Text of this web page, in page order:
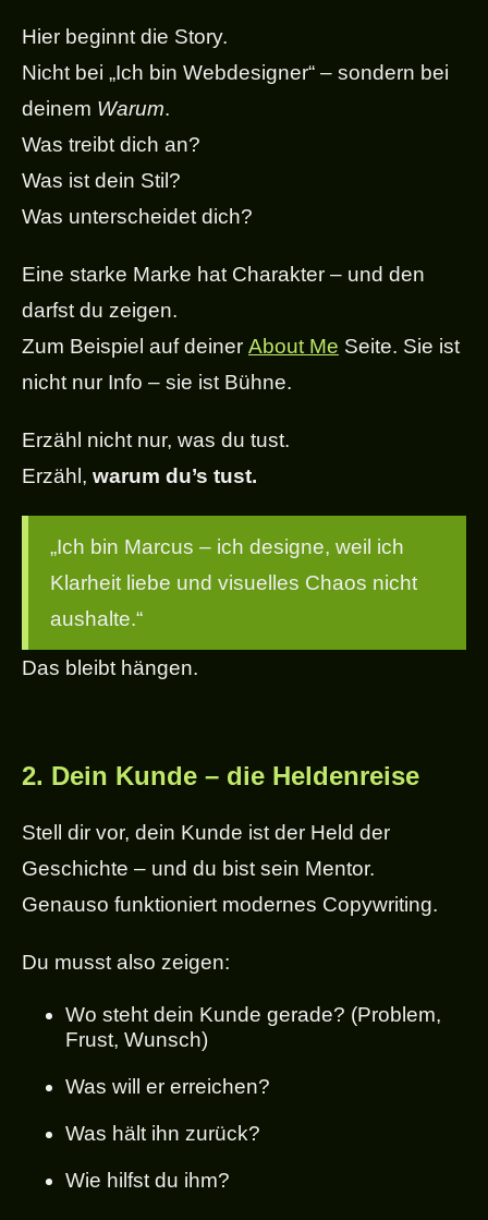
Hier beginnt die Story.
Nicht bei „Ich bin Webdesigner“ – sondern bei
deinem Warum.
Was treibt dich an?
Was ist dein Stil?
Was unterscheidet dich?
Eine starke Marke hat Charakter – und den
darfst du zeigen.
Zum Beispiel auf deiner About Me Seite. Sie ist
nicht nur Info – sie ist Bühne.
Erzähl nicht nur, was du tust.
Erzähl, warum du’s tust.
„Ich bin Marcus – ich designe, weil ich
Klarheit liebe und visuelles Chaos nicht
aushalte.“
Das bleibt hängen.
2. Dein Kunde – die Heldenreise
Stell dir vor, dein Kunde ist der Held der
Geschichte – und du bist sein Mentor.
Genauso funktioniert modernes Copywriting.
Du musst also zeigen:
Wo steht dein Kunde gerade? (Problem,
Frust, Wunsch)
Was will er erreichen?
Was hält ihn zurück?
Wie hilfst du ihm?